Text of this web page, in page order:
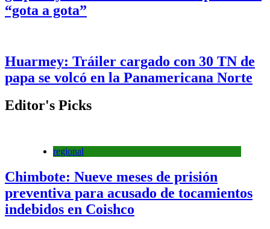
“gota a gota”
Huarmey: Tráiler cargado con 30 TN de
papa se volcó en la Panamericana Norte
Editor's Picks
regional
Chimbote: Nueve meses de prisión
preventiva para acusado de tocamientos
indebidos en Coishco